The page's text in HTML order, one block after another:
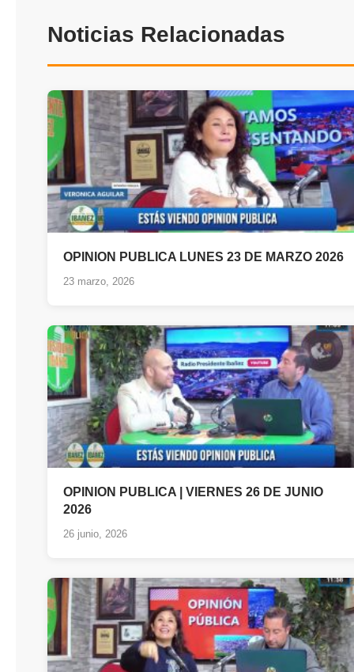
Noticias Relacionadas
OPINION PUBLICA LUNES 23 DE MARZO 2026
23 marzo, 2026
OPINION PUBLICA | VIERNES 26 DE JUNIO
2026
26 junio, 2026